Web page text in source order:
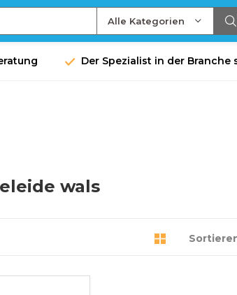
Alle Kategorien
Der Spezialist in der Branche
wals